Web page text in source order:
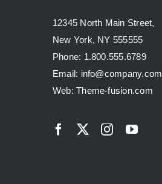
12345 North Main Street,
New York, NY 555555
Phone: 1.800.555.6789
Email: info@company.com
Web: Theme-fusion.com